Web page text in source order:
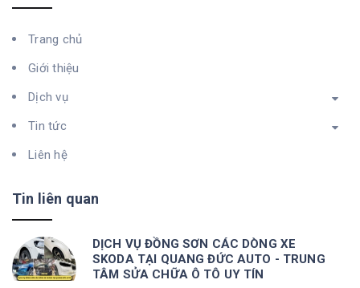
Trang chủ
Giới thiệu
Dịch vụ
Tin tức
Liên hệ
Tin liên quan
DỊCH VỤ ĐỒNG SƠN CÁC DÒNG XE
SKODA TẠI QUANG ĐỨC AUTO - TRUNG
TÂM SỬA CHỮA Ô TÔ UY TÍN